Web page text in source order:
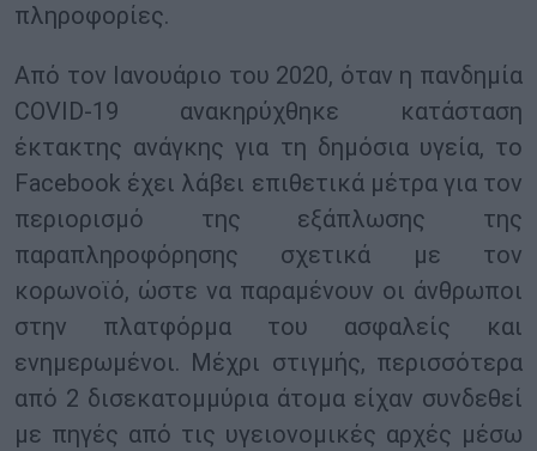
πληροφορίες.
Από τον Ιανουάριο του 2020, όταν η πανδημία
COVID-19 ανακηρύχθηκε κατάσταση
έκτακτης ανάγκης για τη δημόσια υγεία, το
Facebook έχει λάβει επιθετικά μέτρα για τον
περιορισμό της εξάπλωσης της
παραπληροφόρησης σχετικά με τον
κορωνοϊό, ώστε να παραμένουν οι άνθρωποι
στην πλατφόρμα του ασφαλείς και
ενημερωμένοι. Μέχρι στιγμής, περισσότερα
από 2 δισεκατομμύρια άτομα είχαν συνδεθεί
με πηγές από τις υγειονομικές αρχές μέσω